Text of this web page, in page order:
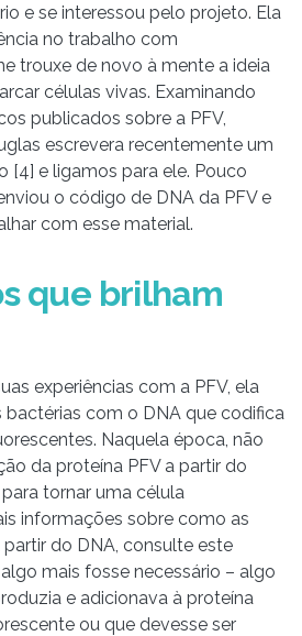
e se interessou pelo projeto. Ela
no trabalho com
trouxe de novo à mente a ideia
células vivas. Examinando
publicados sobre a PFV,
escrevera recentemente um
[4] e ligamos para ele. Pouco
o código de DNA da PFV e
com esse material.
que brilham
experiências com a PFV, ela
bactérias com o DNA que codifica
Naquela época, não
da proteína PFV a partir do
tornar uma célula
informações sobre como as
do DNA, consulte este
mais fosse necessário – algo
e adicionava à proteína
ou que devesse ser